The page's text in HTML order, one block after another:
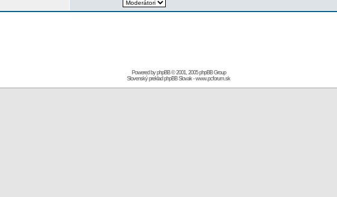
Powered byphpBB© 2001, 2005 phpBB Group
Slovenský preklad phpBB Slovak-www.pcforum.sk